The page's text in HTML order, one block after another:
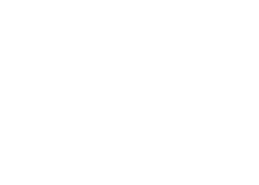
qualidade, ética, suporte
TD Sistemas, uma
superar as expectativas